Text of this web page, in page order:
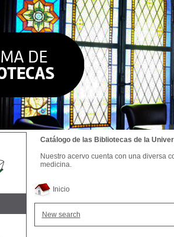
Inicio
New search
Catálogo de las Bibliotecas de la
Nuestro acervo cuenta con una diversa
medicina.